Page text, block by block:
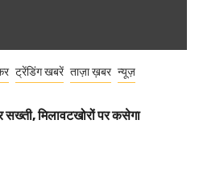
ट्रेंडिंग खबरें ताज़ा ख़बर न्यूज़
सख्ती, मिलावटखोरों पर कसेगा